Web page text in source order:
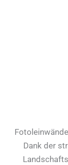
Dank der